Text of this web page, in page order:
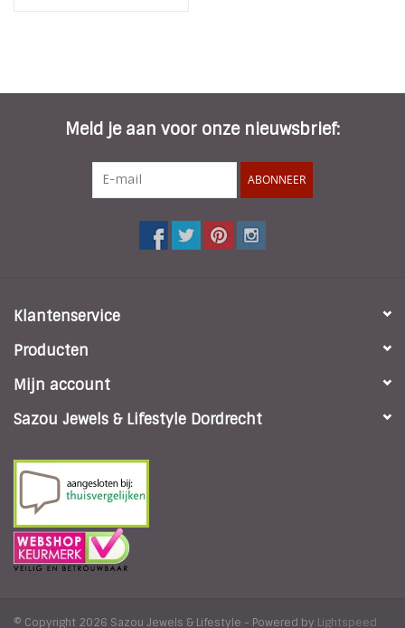
Meld je aan voor onze nieuwsbrief:
ABONNEER
Klantenservice
Producten
Mijn account
Sazou Jewels & Lifestyle Dordrecht
© Copyright 2026 Sazou Jewels & Lifestyle - Powered by Lightspeed